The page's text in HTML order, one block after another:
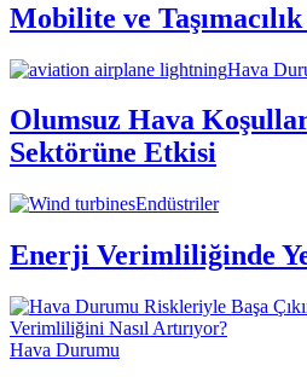
Mobilite ve
Hava
Olumsuz Hava
Sektörüne Etkisi
Endüstriler
Enerji Verimliliğinde
Hava Durumu